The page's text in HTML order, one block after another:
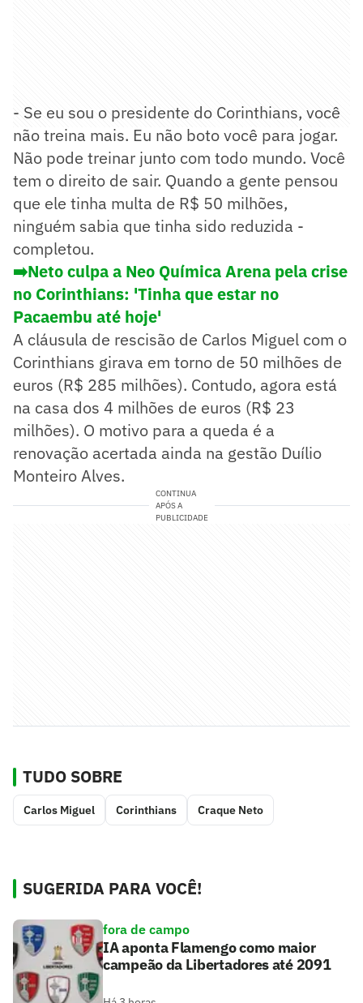
- Se eu sou o presidente do Corinthians, você
não treina mais. Eu não boto você para jogar.
Não pode treinar junto com todo mundo. Você
tem o direito de sair. Quando a gente pensou
que ele tinha multa de R$ 50 milhões,
ninguém sabia que tinha sido reduzida -
completou.
➡️Neto culpa a Neo Química Arena pela crise
no Corinthians: 'Tinha que estar no
Pacaembu até hoje'
A cláusula de rescisão de Carlos Miguel com o
Corinthians girava em torno de 50 milhões de
euros (R$ 285 milhões). Contudo, agora está
na casa dos 4 milhões de euros (R$ 23
milhões). O motivo para a queda é a
renovação acertada ainda na gestão Duílio
Monteiro Alves.
CONTINUA
APÓS A
PUBLICIDADE
TUDO SOBRE
Carlos Miguel Corinthians Craque Neto
SUGERIDA PARA VOCÊ!
fora de campo
IA aponta Flamengo como maior
campeão da Libertadores até 2091